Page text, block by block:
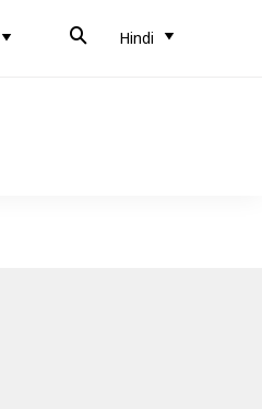
Hindi